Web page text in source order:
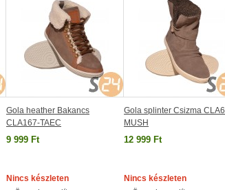
Gola heather Bakancs
CLA167-TAEC
9 999 Ft
Nincs készleten
Gola splinter Csizma
MUSH
12 999 Ft
Nincs készleten